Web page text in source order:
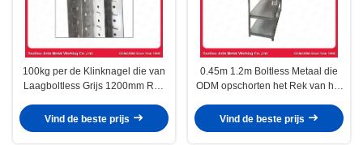
100kg per de Klinknagel die van
Laagboltless Grijs 1200mm Rek
Vind de beste prijs
0.45m 1.2m Boltless Metaal die
ODM opschorten het Rek van het
Vind de beste prijs